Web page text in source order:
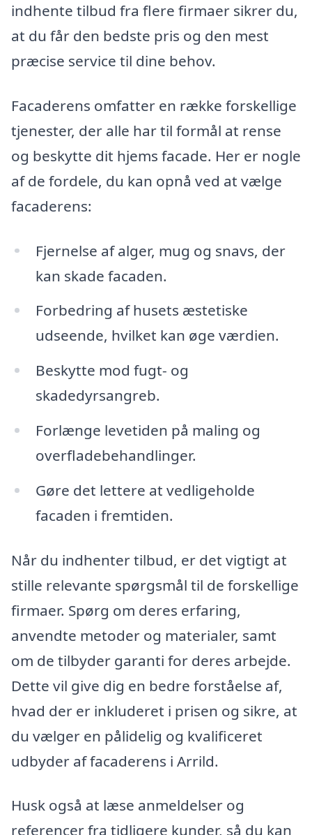
indhente tilbud fra flere firmaer sikrer du,
at du får den bedste pris og den mest
præcise service til dine behov.
Facaderens omfatter en række forskellige
tjenester, der alle har til formål at rense
og beskytte dit hjems facade. Her er nogle
af de fordele, du kan opnå ved at vælge
facaderens:
Fjernelse af alger, mug og snavs, der
kan skade facaden.
Forbedring af husets æstetiske
udseende, hvilket kan øge værdien.
Beskytte mod fugt- og
skadedyrsangreb.
Forlænge levetiden på maling og
overfladebehandlinger.
Gøre det lettere at vedligeholde
facaden i fremtiden.
Når du indhenter tilbud, er det vigtigt at
stille relevante spørgsmål til de forskellige
firmaer. Spørg om deres erfaring,
anvendte metoder og materialer, samt
om de tilbyder garanti for deres arbejde.
Dette vil give dig en bedre forståelse af,
hvad der er inkluderet i prisen og sikre, at
du vælger en pålidelig og kvalificeret
udbyder af facaderens i Arrild.
Husk også at læse anmeldelser og
referencer fra tidligere kunder, så du kan